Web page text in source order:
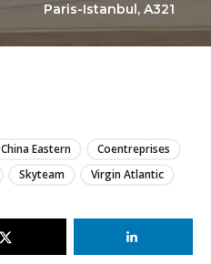
Paris-Istanbul, A321
China Eastern
Coentreprises
Skyteam Virgin Atlantic